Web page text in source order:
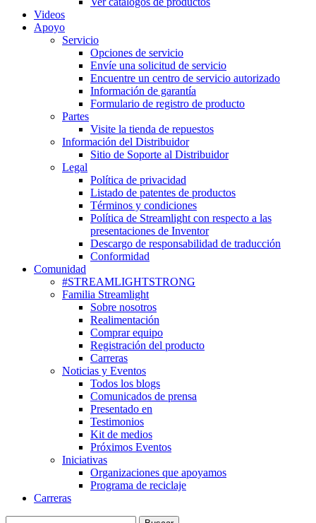
Videos
Apoyo
Servicio
Opciones de servicio
Envíe una solicitud de servicio
Encuentre un centro de servicio autorizado
Información de garantía
Formulario de registro de producto
Partes
Visite la tienda de repuestos
Información del Distribuidor
Sitio de Soporte al Distribuidor
Legal
Política de privacidad
Listado de patentes de productos
Términos y condiciones
Política de Streamlight con respecto a las
presentaciones de Inventor
Descargo de responsabilidad de traducción
Conformidad
Comunidad
#STREAMLIGHTSTRONG
Familia Streamlight
Sobre nosotros
Realimentación
Comprar equipo
Registración del producto
Carreras
Noticias y Eventos
Todos los blogs
Comunicados de prensa
Presentado en
Testimonios
Kit de medios
Próximos Eventos
Iniciativas
Organizaciones que apoyamos
Programa de reciclaje
Carreras